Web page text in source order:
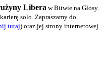
Libera w Bitwie na Głosy.
solo. Zapraszamy do
tutaj) oraz jej strony internetowej